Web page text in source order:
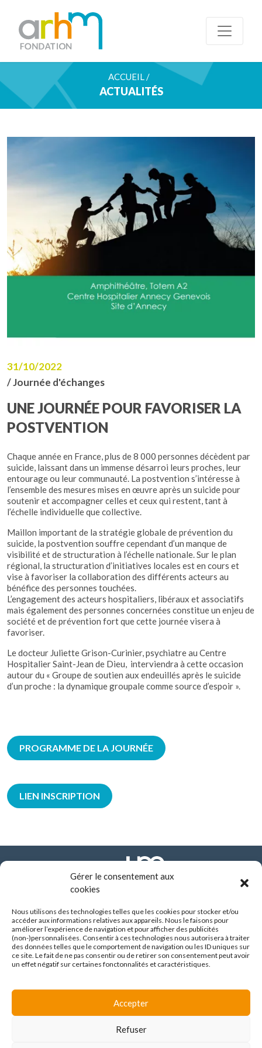
Gérer le consentement aux
cookies
Nous utilisons des technologies telles que les cookies pour stocker et/ou
accéder aux informations relatives aux appareils. Nous le faisons pour
améliorer l’expérience de navigation et pour afficher des publicités
(non-)personnalisées. Consentir à ces technologies nous autorisera à traiter
des données telles que le comportement de navigation ou les ID uniques sur
ce site. Le fait de ne pas consentir ou de retirer son consentement peut avoir
un effet négatif sur certaines fonctonnalités et caractéristiques.
Accepter
Refuser
ACCUEIL /
ACTUALITÉS
31/10/2022
/ Journée d'échanges
UNE JOURNÉE POUR FAVORISER LA
POSTVENTION
Chaque année en France, plus de 8 000 personnes décèdent par
suicide, laissant dans un immense désarroi leurs proches, leur
entourage ou leur communauté. La postvention s’intéresse à
l’ensemble des mesures mises en œuvre après un suicide pour
soutenir et accompagner celles et ceux qui restent, tant à
l’échelle individuelle que collective.
Maillon important de la stratégie globale de prévention du
suicide, la postvention souffre cependant d’un manque de
visibilité et de structuration à l’échelle nationale. Sur le plan
régional, la structuration d’initiatives locales est en cours et
vise à favoriser la collaboration des différents acteurs au
bénéfice des personnes touchées.
L’engagement des acteurs hospitaliers, libéraux et associatifs
mais également des personnes concernées constitue un enjeu de
société et de prévention fort que cette journée visera à
favoriser.
Le docteur Juliette Grison-Curinier, psychiatre au Centre
Hospitalier Saint-Jean de Dieu, interviendra à cette occasion
autour du « Groupe de soutien aux endeuillés après le suicide
d’un proche : la dynamique groupale comme source d’espoir ».
PROGRAMME DE LA JOURNÉE
LIEN INSCRIPTION
FONDATION ARHM
290 route de Vienne - BP 8252
69355 LYON CEDEX
04 37 90 10 10
Espace familles
Avis de marché